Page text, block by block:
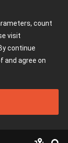
count
visit
continue
and agree on